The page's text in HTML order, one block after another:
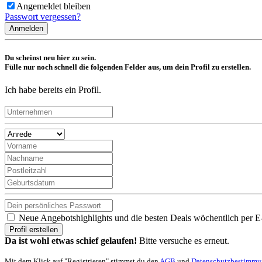
Angemeldet bleiben
Passwort vergessen?
Anmelden
Du scheinst neu hier zu sein.
Fülle nur noch schnell die folgenden Felder aus, um dein Profil zu erstellen.
Ich habe bereits ein Profil.
Neue Angebotshighlights und die besten Deals wöchentlich per
Profil erstellen
Da ist wohl etwas schief gelaufen! Bitte versuche es erneut.